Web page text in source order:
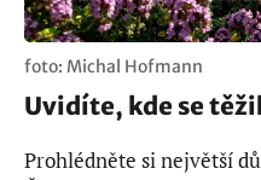
foto: Michal Hofmann
Uvidíte, kde se
Prohlédněte si největší